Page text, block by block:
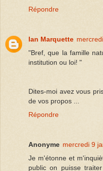
Répondre
Ian Marquette
"Bref, que la famille
institution ou loi! "
Dites-moi avez vous
de vos propos ...
Répondre
Anonyme mercredi 9
Je m'étonne et
public on puisse